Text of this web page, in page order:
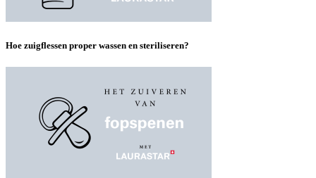
Hoe zuigflessen proper wassen en steriliseren?